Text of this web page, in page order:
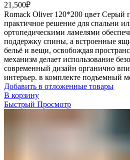
21,500₽
Romack Oliver 120*200 цвет Серый
практичное решение для спальни
ортопедическими ламелями
поддержку спины, а встроенные
бельё и вещи, освобождая
механизм делает использование
современный дизайн органично
интерьер. в комплекте подъемный
Добавить в отложенные товары
В корзину
Быстрый Просмотр